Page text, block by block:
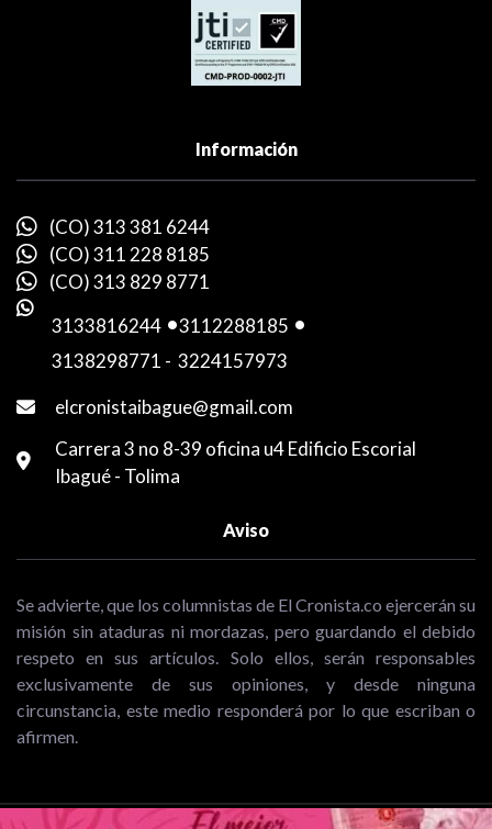
Información
(CO) 313 381 6244
(CO) 311 228 8185
(CO) 313 829 8771
3133816244 -3112288185 -
3138298771 - 3224157973
elcronistaibague@gmail.com
Carrera 3 no 8-39 oficina u4 Edificio Escorial
Ibagué - Tolima
Aviso
Se advierte, que los columnistas de El Cronista.co ejercerán su
misión sin ataduras ni mordazas, pero guardando el debido
respeto en sus artículos. Solo ellos, serán responsables
exclusivamente de sus opiniones, y desde ninguna
circunstancia, este medio responderá por lo que escriban o
afirmen.